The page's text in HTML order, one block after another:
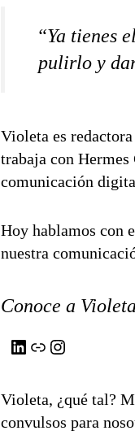
“Ya tienes
pulirlo y
Violeta es
trabaja con
comunicación
Hoy hablamos con
nuestra
Conoce a Violeta
Violeta, ¿qué tal?
convulsos para